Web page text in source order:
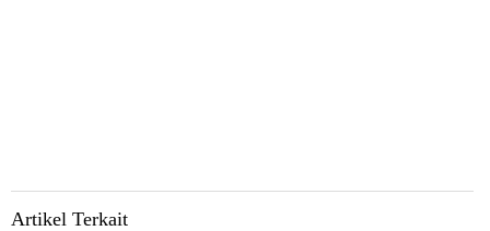
Artikel Terkait